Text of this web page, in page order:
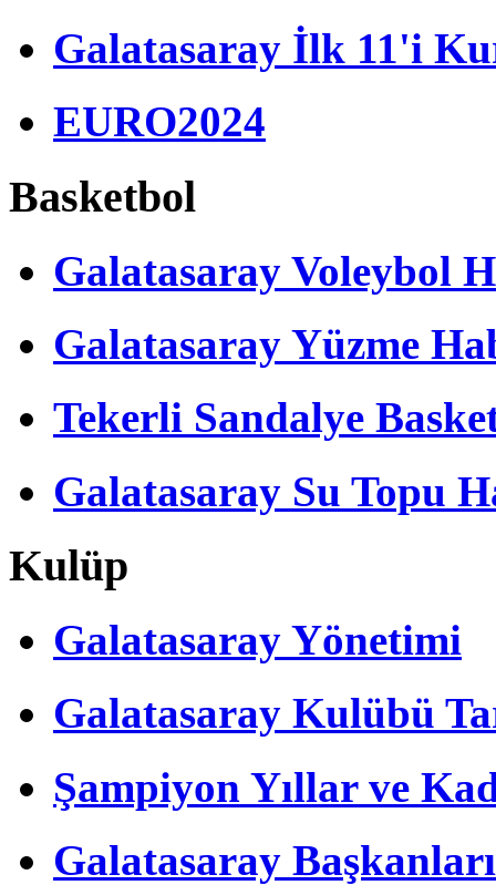
Galatasaray İlk 11'i
EURO2024
Basketbol
Galatasaray Voleybol
Galatasaray Yüzme
Tekerli Sandalye
Galatasaray Su Topu
Kulüp
Galatasaray Yönetimi
Galatasaray Kulübü
Şampiyon Yıllar ve
Galatasaray Başkanları